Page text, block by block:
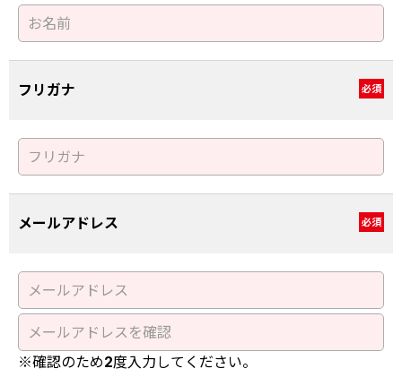
フリガナ 必須
メールアドレス 必須
※確認のため2度入力してください。